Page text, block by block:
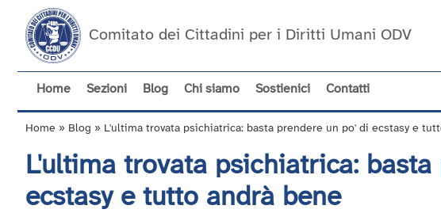
contenuto
principale
Comitato dei Cittadini per i Diritti Umani ODV
Navigazione
principale
Home Sezioni Blog Chi siamo Sostienici Contatti
Briciole
di
pane
Home Blog L'ultima trovata psichiatrica: basta prendere un po' di ecstasy e
L'ultima trovata psichiatrica:
ecstasy e tutto andrà bene